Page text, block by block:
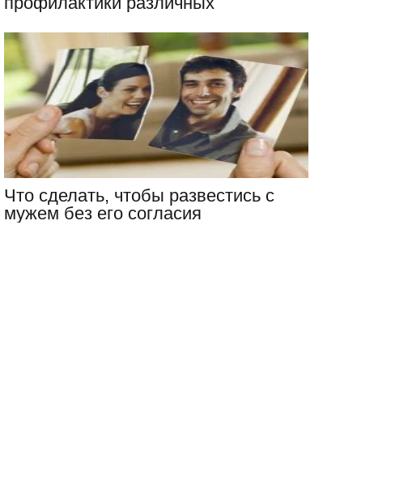
Что сделать, чтобы развестись с
мужем без его согласия